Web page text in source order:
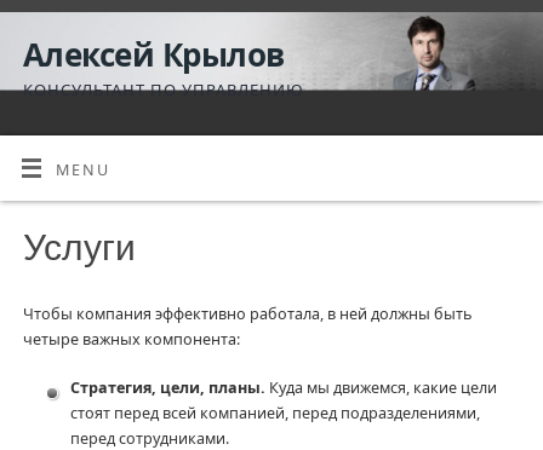
Алексей Крылов
КОНСУЛЬТАНТ ПО УПРАВЛЕНИЮ
MENU
Услуги
Чтобы компания эффективно работала, в ней должны быть
четыре важных компонента:
Стратегия, цели, планы. Куда мы движемся, какие цели
стоят перед всей компанией, перед подразделениями,
перед сотрудниками.